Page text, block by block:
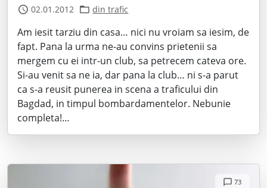
02.01.2012 din trafic
Am iesit tarziu din casa… nici nu vroiam sa iesim, de
fapt. Pana la urma ne-au convins prietenii sa
mergem cu ei intr-un club, sa petrecem cateva ore.
Si-au venit sa ne ia, dar pana la club… ni s-a parut
ca s-a reusit punerea in scena a traficului din
Bagdad, in timpul bombardamentelor. Nebunie
completa!…
73